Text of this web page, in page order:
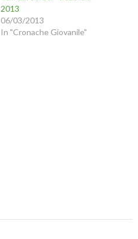
2013
06/03/2013
In "Cronache Giovanile"